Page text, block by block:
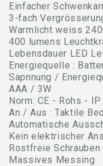
Einfacher
3-fach
Warmlicht weiss
400 lumens
Lebensdauer LED
Energiequelle :
Sapnnung /
AAA / 3W
Norm: CE - Rohs -
An / Aus : Taktile
Automatische
Kein elektrischer
Rostfreie
Massives Messing